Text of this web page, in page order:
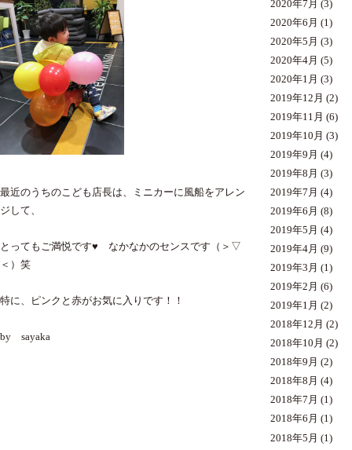
最近のうちのこども店長は、ミニカーに風船をアレン
ジして、
とってもご満悦です♥ なかなかのセンスです（＞▽
＜）笑
特に、ピンクと赤がお気に入りです！！
by sayaka
2020年7月 (3)
2020年6月 (1)
2020年5月 (3)
2020年4月 (5)
2020年1月 (3)
2019年12月 (2)
2019年11月 (6)
2019年10月 (3)
2019年9月 (4)
2019年8月 (3)
2019年7月 (4)
2019年6月 (8)
2019年5月 (4)
2019年4月 (9)
2019年3月 (1)
2019年2月 (6)
2019年1月 (2)
2018年12月 (2)
2018年10月 (2)
2018年9月 (2)
2018年8月 (4)
2018年7月 (1)
2018年6月 (1)
2018年5月 (1)